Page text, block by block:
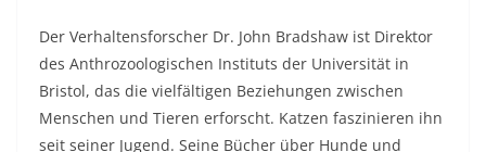
Der Verhaltensforscher Dr. John Bradshaw ist Direktor
des Anthrozoologischen Instituts der Universität in
Bristol, das die vielfältigen Beziehungen zwischen
Menschen und Tieren erforscht. Katzen faszinieren ihn
seit seiner Jugend. Seine Bücher über Hunde und